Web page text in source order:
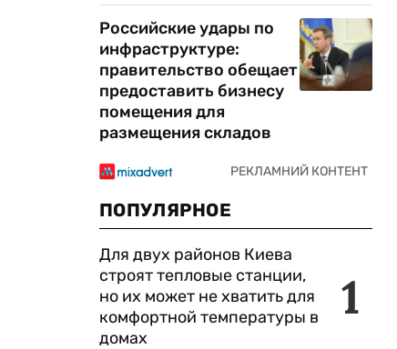
Российские удары по
инфраструктуре:
правительство обещает
предоставить бизнесу
помещения для
размещения складов
ПОПУЛЯРНОЕ
1
Для двух районов Киева
строят тепловые станции,
но их может не хватить для
комфортной температуры в
домах